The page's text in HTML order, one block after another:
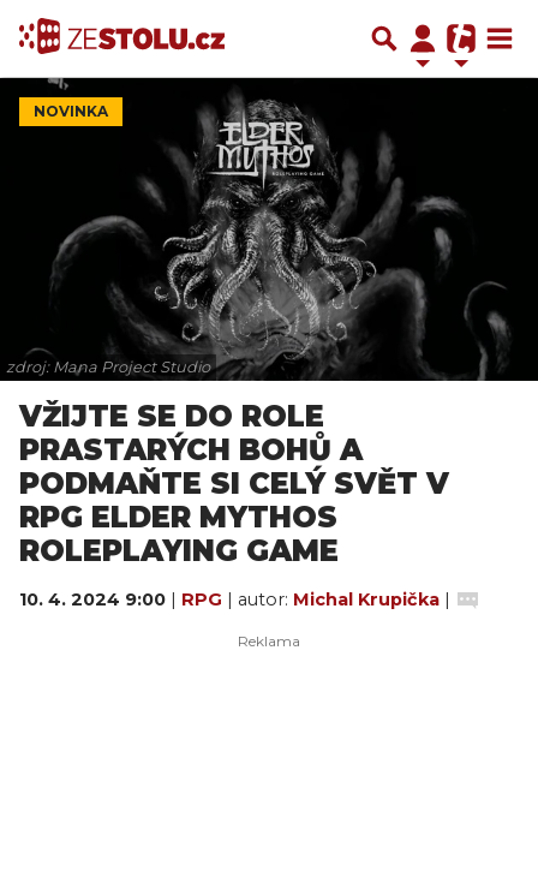
NOVINKA
zdroj: Mana Project Studio
VŽIJTE SE DO ROLE
PRASTARÝCH BOHŮ A
PODMAŇTE SI CELÝ SVĚT V
RPG ELDER MYTHOS
ROLEPLAYING GAME
10. 4. 2024 9:00 | RPG | autor: Michal Krupička |